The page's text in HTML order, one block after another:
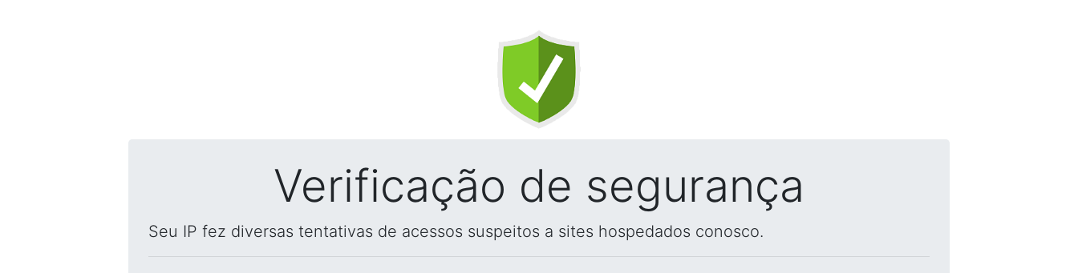
Verificação de segurança
Seu IP fez diversas tentativas de acessos suspeitos a sites hospedados conosco.